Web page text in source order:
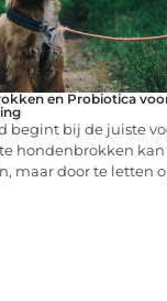
en Probiotica
begint bij de juiste
hondenbrokken kan
maar door te letten